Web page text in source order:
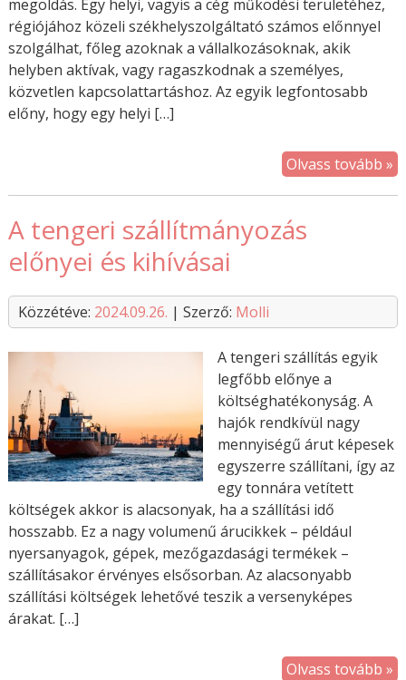
megoldás. Egy helyi, vagyis a cég működési területéhez,
régiójához közeli székhelyszolgáltató számos előnnyel
szolgálhat, főleg azoknak a vállalkozásoknak, akik
helyben aktívak, vagy ragaszkodnak a személyes,
közvetlen kapcsolattartáshoz. Az egyik legfontosabb
előny, hogy egy helyi […]
Olvass tovább »
A tengeri szállítmányozás
előnyei és kihívásai
Közzétéve: 2024.09.26. | Szerző: Molli
A tengeri szállítás egyik
legfőbb előnye a
költséghatékonyság. A
hajók rendkívül nagy
mennyiségű árut képesek
egyszerre szállítani, így az
egy tonnára vetített
költségek akkor is alacsonyak, ha a szállítási idő
hosszabb. Ez a nagy volumenű árucikkek – például
nyersanyagok, gépek, mezőgazdasági termékek –
szállításakor érvényes elsősorban. Az alacsonyabb
szállítási költségek lehetővé teszik a versenyképes
árakat. […]
Olvass tovább »